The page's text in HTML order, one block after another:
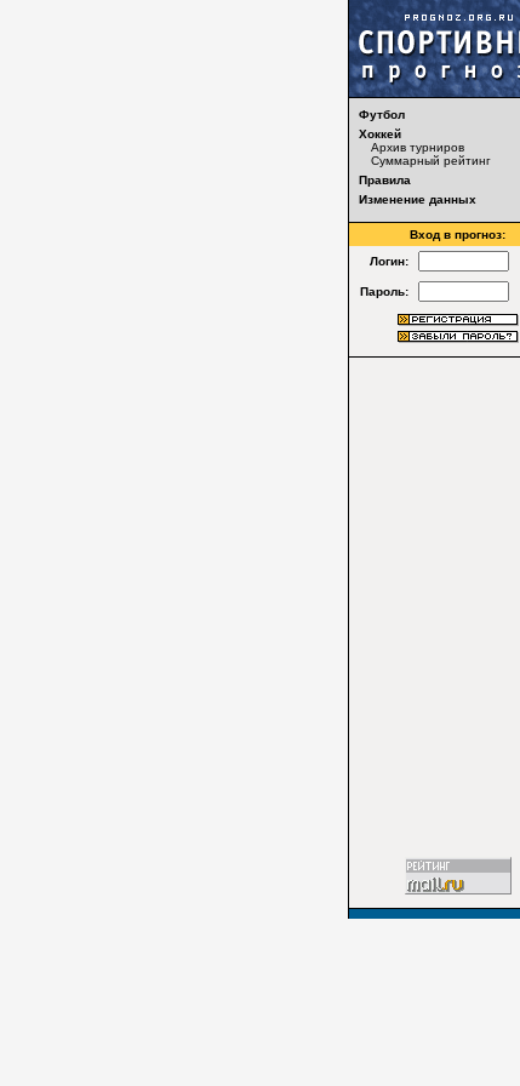
Футбол
Хоккей
Архив турниров
Суммарный рейтинг
Правила
Изменение данных
Вход в прогноз:
Логин:
Пароль: